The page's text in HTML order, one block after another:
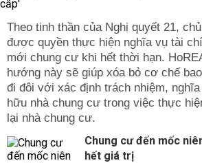
Theo tinh thần của Nghị quyết 21,
được quyền thực hiện nghĩa vụ tài
mới chung cư khi hết thời hạn.
hướng này sẽ giúp xóa bỏ cơ chế
đi đôi với xác định trách nhiệm,
hữu nhà chung cư trong việc thực
lại nhà chung cư.
Chung cư đến mốc
hết giá trị